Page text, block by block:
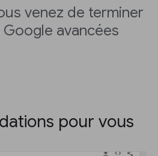
venez de terminer
Google avancées
pour vous